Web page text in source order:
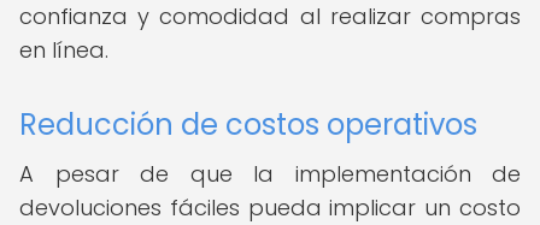
confianza y comodidad al realizar compras
en línea.
Reducción de costos operativos
A pesar de que la implementación de
devoluciones fáciles pueda implicar un costo